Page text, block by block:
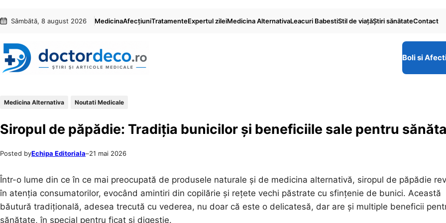
conținut
content
Sâmbătă, 8 august 2026 MedicinaAfecțiuniTratamenteExpertul zileiMedicina AlternativaLeacuri BabestiStil de viaţăŞtiri sănătateContact
Boli si
Medicina Alternativa Noutati Medicale
Siropul de păpădie: Tradiția bunicilor și beneficiile sale pentru
Posted byEchipa Editoriala–21 mai 2026
Într-o lume din ce în ce mai preocupată de produsele naturale și de medicina alternativă, siropul de păpădie
în atenția consumatorilor, evocând amintiri din copilărie și rețete vechi păstrate cu sfințenie de bunici. Această
băutură tradițională, adesea trecută cu vederea, nu doar că este o delicatesă, dar are și multiple beneficii
sănătate, în special pentru ficat și digestie.